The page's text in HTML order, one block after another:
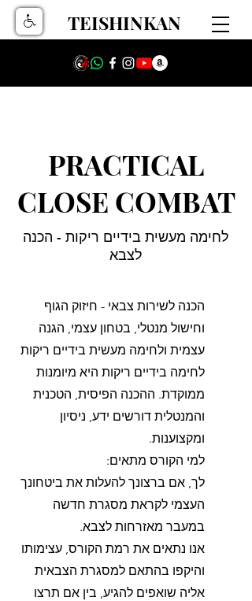
TEISHINKAN
PRACTICAL
CLOSE COMBAT
לחימה מעשית בידיים ריקות - הכנה
לצבא
הכנה לשירות צבאי - חיזוק הגוף
וחישול מנטלי, בטחון עצמי, הגנה
עצמית ולחימה מעשית בידיים ריקות
לחימה בידיים ריקות היא מיומנות
ממוקדת. ההכנה הפיסית, הטכנית
והמנטלית דורשים ידע, ניסיון
ומקצוענות.
למי הקורס מתאים:
לך, אם ברצונך להעלות את ביטחונך
העצמי לקראת מסגרת חדשה
במעבר מאזרחות לצבא.
אנו נתאים את רמת הקורס, עצימותו
והיקפו בהתאם למסגרת הצבאית
אליה שואפים להגיע, בין אם תרצו